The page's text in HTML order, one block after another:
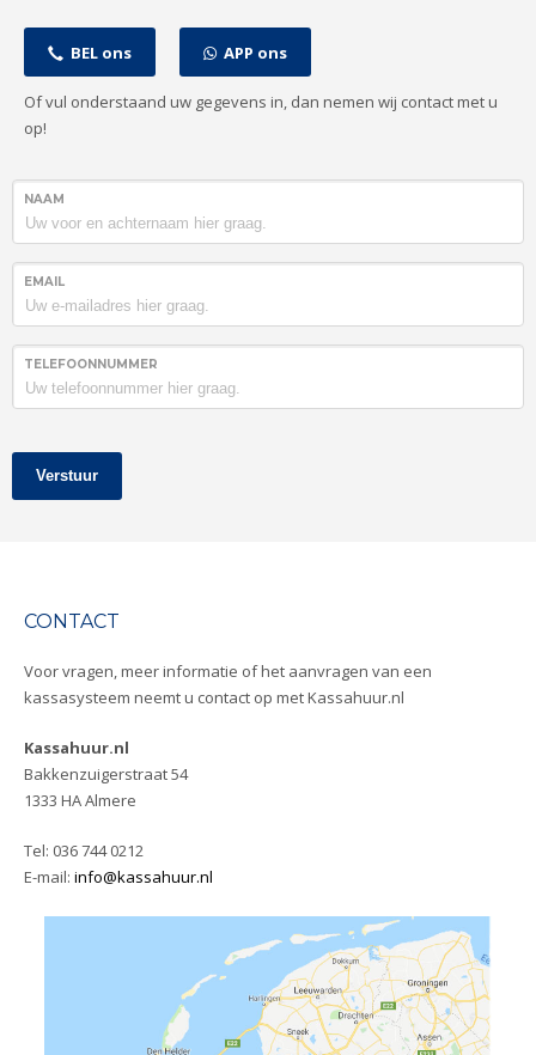
BEL ons APP ons
Of vul onderstaand uw gegevens in, dan nemen wij contact met u
op!
NAAM
EMAIL
TELEFOONNUMMER
Verstuur
CONTACT
Voor vragen, meer informatie of het aanvragen van een
kassasysteem neemt u contact op met Kassahuur.nl
Kassahuur.nl
Bakkenzuigerstraat 54
1333 HA Almere
Tel: 036 744 0212
E-mail: info@kassahuur.nl